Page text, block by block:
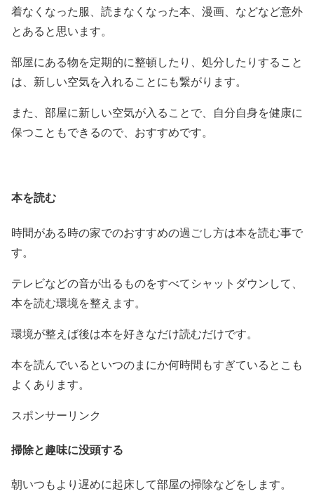
着なくなった服、読まなくなった本、漫画、などなど意外
とあると思います。
部屋にある物を定期的に整頓したり、処分したりすること
は、新しい空気を入れることにも繋がります。
また、部屋に新しい空気が入ることで、自分自身を健康に
保つこともできるので、おすすめです。
本を読む
時間がある時の家でのおすすめの過ごし方は本を読む事で
す。
テレビなどの音が出るものをすべてシャットダウンして、
本を読む環境を整えます。
環境が整えば後は本を好きなだけ読むだけです。
本を読んでいるといつのまにか何時間もすぎているとこも
よくあります。
スポンサーリンク
掃除と趣味に没頭する
朝いつもより遅めに起床して部屋の掃除などをします。